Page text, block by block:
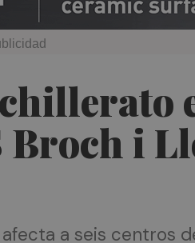
i
a seis centros